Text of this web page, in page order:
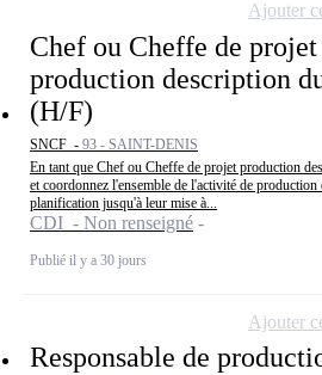
Chef ou Cheffe de projet
production description
(H/F)
SNCF - 93 - SAINT-DENIS
En tant que Chef ou Cheffe de projet production
et coordonnez l'ensemble de l'activité de production
planification jusqu'à leur mise à...
CDI - Non renseigné
Publié il y a 30 jours
Ajouter
Responsable de
Ajouter